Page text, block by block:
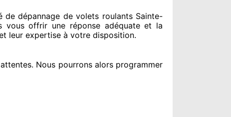
de dépannage de volets roulants Sainte-
vous offrir une réponse adéquateet la
leur expertise à votre disposition.
. Nous pourrons alors programmer